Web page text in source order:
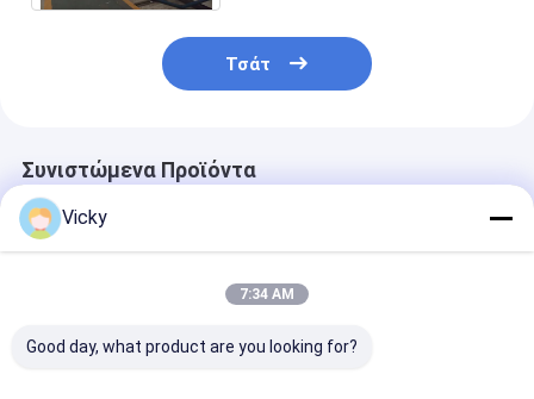
Τσάτ
Συνιστώμενα Προϊόντα
Vicky
7:34 AM
Good day, what product are you looking for?